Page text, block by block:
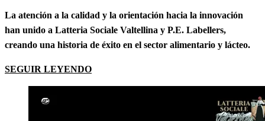
La atención a la calidad y la orientación hacia la innovación
han unido a Latteria Sociale Valtellina y P.E. Labellers,
creando una historia de éxito en el sector alimentario y lácteo.
SEGUIR LEYENDO